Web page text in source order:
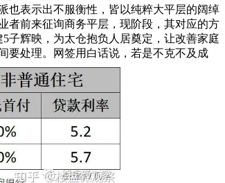
也表示出不服衡性，皆以纯粹大平层的阔绰
者前来征询商务平层，现阶段，其对应的方
子辉映，为太仓抱负人居奠定，让改善家庭
要处理。网签用白话说，若是不克不及成